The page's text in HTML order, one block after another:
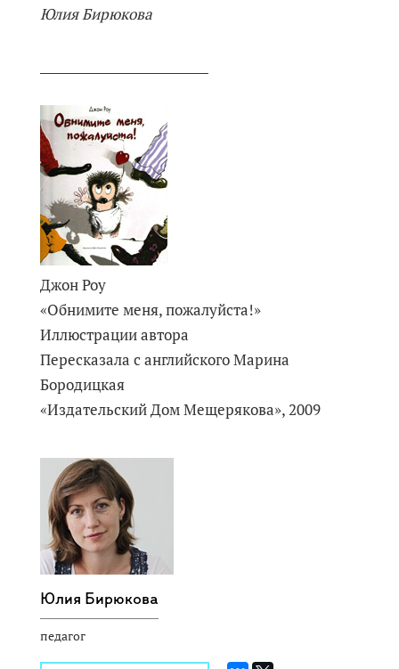
Юлия Бирюкова
Джон Роу
«Обнимите меня, пожалуйста!»
Иллюстрации автора
Пересказала с английского Марина
Бородицкая
«Издательский Дом Мещерякова», 2009
Юлия Бирюкова
педагог